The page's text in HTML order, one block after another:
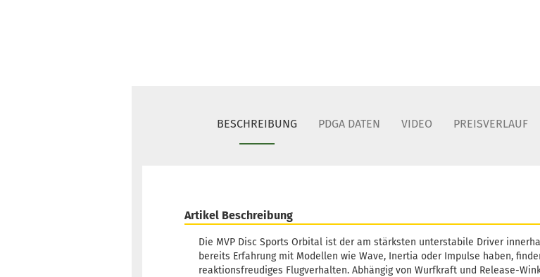
BESCHREIBUNG PDGA DATEN VIDEO PREISVERLAUF
Artikel Beschreibung
Die MVP Disc Sports Orbital ist der am stärksten unterstabile Driver
bereits Erfahrung mit Modellen wie Wave, Inertia oder Impulse haben,
reaktionsfreudiges Flugverhalten. Abhängig von Wurfkraft und Release-